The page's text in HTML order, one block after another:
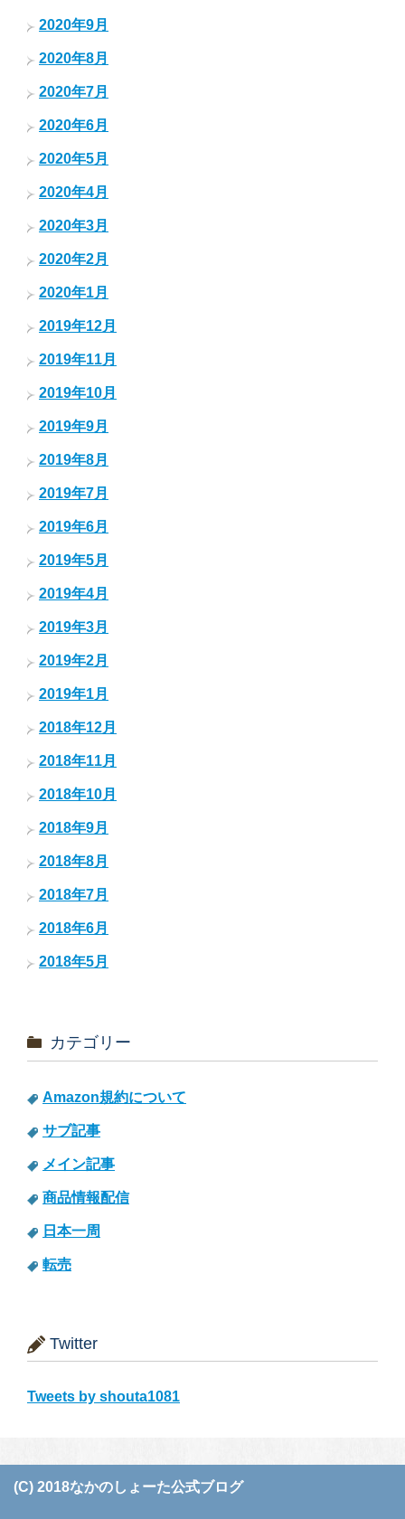
2020年9月
2020年8月
2020年7月
2020年6月
2020年5月
2020年4月
2020年3月
2020年2月
2020年1月
2019年12月
2019年11月
2019年10月
2019年9月
2019年8月
2019年7月
2019年6月
2019年5月
2019年4月
2019年3月
2019年2月
2019年1月
2018年12月
2018年11月
2018年10月
2018年9月
2018年8月
2018年7月
2018年6月
2018年5月
カテゴリー
Amazon規約について
サブ記事
メイン記事
商品情報配信
日本一周
転売
Twitter
Tweets by shouta1081
(C) 2018なかのしょーた公式ブログ